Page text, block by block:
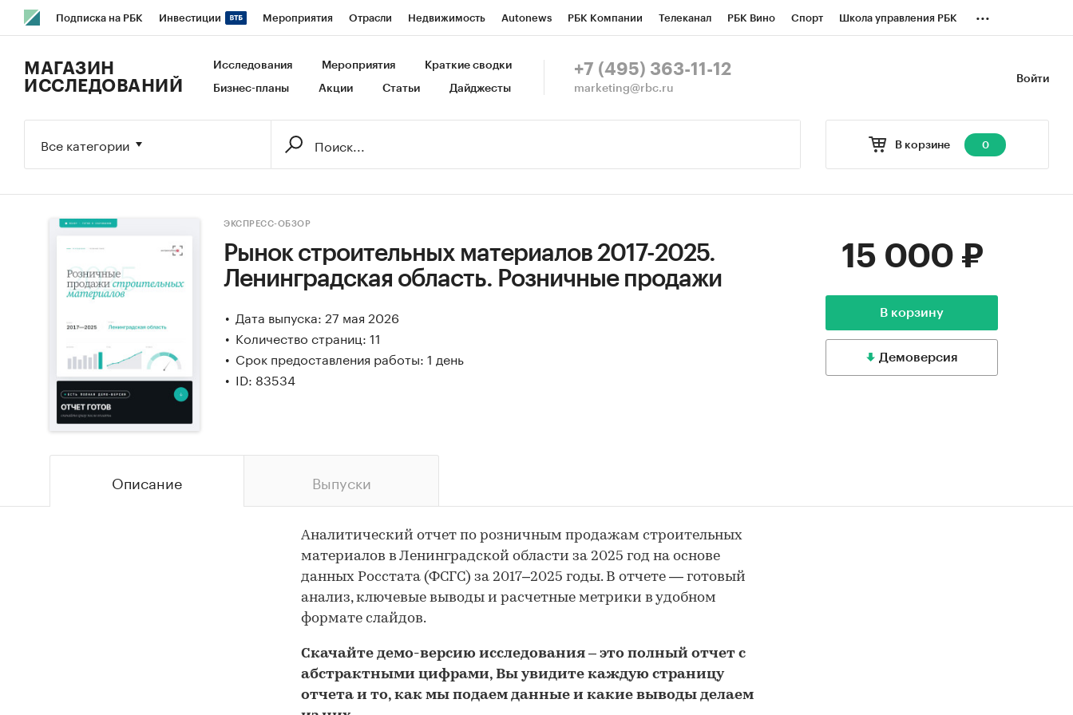
Подписка на РБК Инвестиции Мероприятия Отрасли Недвижимость Autonews РБК Компании Телеканал РБК Вино Спорт Школа управления РБК
Исследования Кредитные рейтинги Франшизы Газета Спецпроекты СПб Конференции СПб Спецпроекты
...
Войти
МАГАЗИН
ИССЛЕДОВАНИЙ
Исследования Мероприятия Краткие сводки
Бизнес-планы Акции Статьи Дайджесты
+7 (495) 363-11-12
marketing@rbc.ru
В корзине 0
Все категории
ЭКСПРЕСС-ОБЗОР
Рынок строительных материалов 2017-2025.
Ленинградская область. Розничные продажи
Дата выпуска: 27 мая 2026
Количество страниц: 11
Срок предоставления работы: 1 день
ID: 83534
15 000 ₽
В корзину
Демоверсия
Описание Выпуски
Аналитический отчет по розничным продажам строительных
материалов в Ленинградской области за 2025 год на основе
данных Росстата (ФСГС) за 2017–2025 годы. В отчете — готовый
анализ, ключевые выводы и расчетные метрики в удобном
формате слайдов.
Скачайте демо-версию исследования – это полный отчет с
абстрактными цифрами, Вы увидите каждую страницу
отчета и то, как мы подаем данные и какие выводы делаем